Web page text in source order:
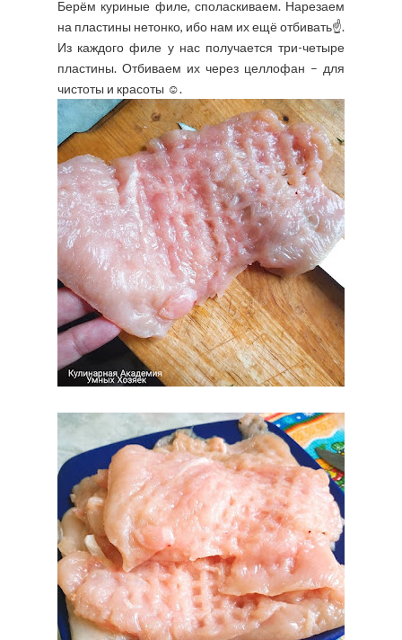
Берём куриные филе, споласкиваем. Нарезаем
на пластины нетонко, ибо нам их ещё отбивать☝️.
Из каждого филе у нас получается три-четыре
пластины. Отбиваем их через целлофан – для
чистоты и красоты ☺️.